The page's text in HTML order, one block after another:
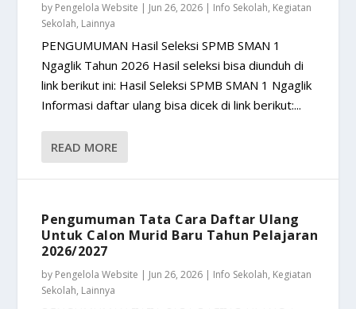
by Pengelola Website | Jun 26, 2026 | Info Sekolah, Kegiatan
Sekolah, Lainnya
PENGUMUMAN Hasil Seleksi SPMB SMAN 1
Ngaglik Tahun 2026 Hasil seleksi bisa diunduh di
link berikut ini: Hasil Seleksi SPMB SMAN 1 Ngaglik
Informasi daftar ulang bisa dicek di link berikut:...
READ MORE
Pengumuman Tata Cara Daftar Ulang
Untuk Calon Murid Baru Tahun Pelajaran
2026/2027
by Pengelola Website | Jun 26, 2026 | Info Sekolah, Kegiatan
Sekolah, Lainnya